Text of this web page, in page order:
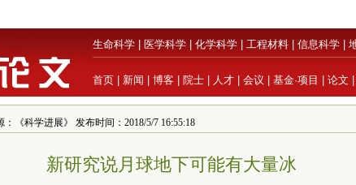
生命科学 医学科学 化学科学 工程材料 信息科学
首页 新闻 博客 院士 人才 会议 基金·项目 论文
《科学进展》 发布时间：2018/5/7 16:55:18
新研究说月球地下可能有大量冰